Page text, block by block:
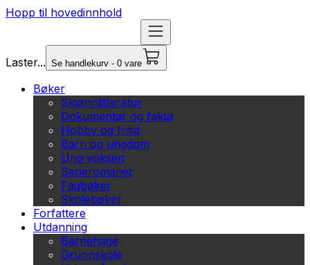
Hopp til hovedinnhold
Laster... Se handlekurv - 0 vare
Bøker
Skjønnlitteratur
Dokumentar og fakta
Hobby og fritid
Barn og ungdom
Ung voksen
Serieromaner
Fagbøker
Skolebøker
Forfattere
Utdanning
Barnehage
Grunnskole